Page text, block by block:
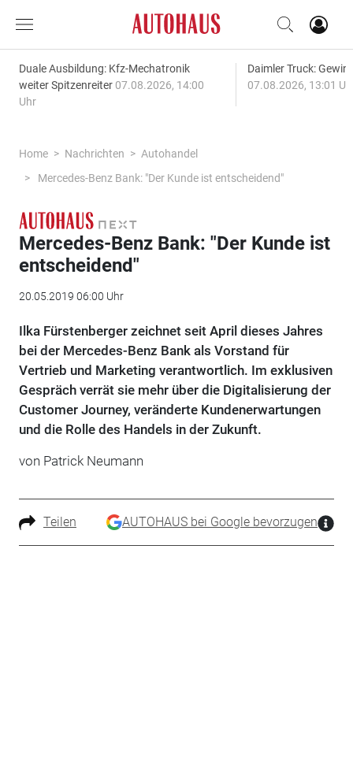
Duale Ausbildung: Kfz-Mechatronik
weiter Spitzenreiter 07.08.2026, 14:00
Uhr
Daimler Truck:
07.08.2026, 13:01
Home Nachrichten
Autohandel
Mercedes-Benz Bank: "Der Kunde ist entscheidend"
Mercedes-Benz Bank: "Der Kunde ist
entscheidend"
20.05.2019 06:00 Uhr
Ilka Fürstenberger zeichnet seit April dieses Jahres
bei der Mercedes-Benz Bank als Vorstand für
Vertrieb und Marketing verantwortlich. Im exklusiven
Gespräch verrät sie mehr über die Digitalisierung der
Customer Journey, veränderte Kundenerwartungen
und die Rolle des Handels in der Zukunft.
von Patrick Neumann
Teilen AUTOHAUS bei Google bevorzugen